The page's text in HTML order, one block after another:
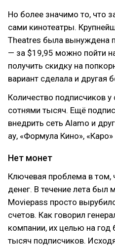
Но более значимо то, что
сами кинотеатры.
Theatres была вынуждена
— за $19,95 можно пойти
получить скидку на
вариант сделала и другая
Количество подписчиков
сотнями тысяч. Ещё
внедрить сеть Alamo и
ау, «Формула Кино», «Каро»
Нет монет
Ключевая проблема в том,
денег. В течение лета был
Moviepass просто
счетов. Как говорил
компании, их целью на год
тысяч подписчиков.